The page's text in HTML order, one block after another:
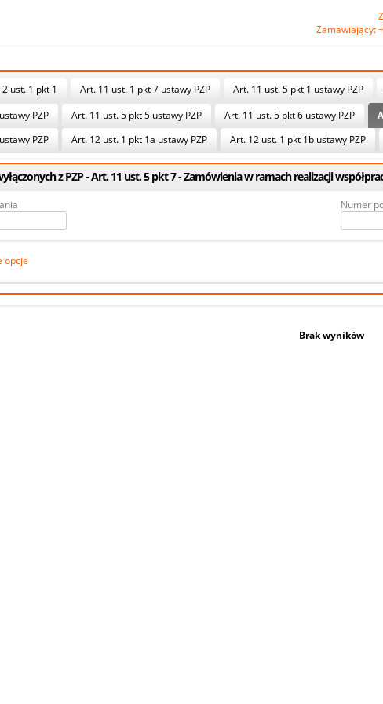
Zamawiający:
ust. 1 pkt 1 Art. 11 ust. 1 pkt 7 ustawy PZP Art. 11 ust. 5 pkt 1 ustawy PZP
PZP
Art. 11 ust. 5 pkt 5 ustawy PZP Art. 11 ust. 5 pkt 6 ustawy PZP
PZP
Art. 12 ust. 1 pkt 1a ustawy PZP Art. 12 ust. 1 pkt 1b ustawy PZP
z PZP - Art. 11 ust. 5 pkt 7 - Zamówienia w ramach realizacji
Numer
opcje
Brak wyników